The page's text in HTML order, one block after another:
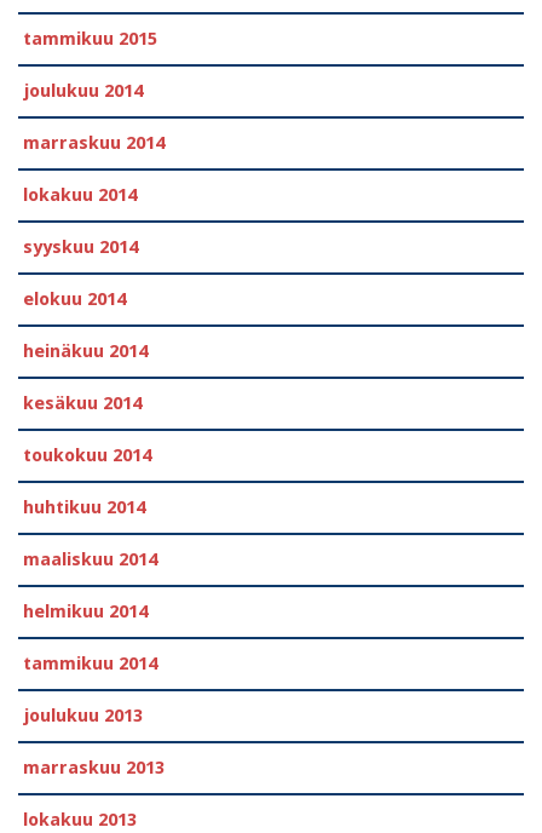
tammikuu 2015
joulukuu 2014
marraskuu 2014
lokakuu 2014
syyskuu 2014
elokuu 2014
heinäkuu 2014
kesäkuu 2014
toukokuu 2014
huhtikuu 2014
maaliskuu 2014
helmikuu 2014
tammikuu 2014
joulukuu 2013
marraskuu 2013
lokakuu 2013